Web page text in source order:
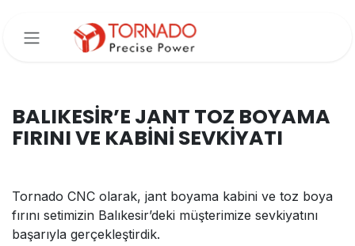
BALIKESİR’E JANT TOZ BOYAMA
FIRINI VE KABİNİ SEVKİYATI
Tornado CNC olarak, jant boyama kabini ve toz boya
fırını setimizin Balıkesir’deki müşterimize sevkiyatını
başarıyla gerçekleştirdik.